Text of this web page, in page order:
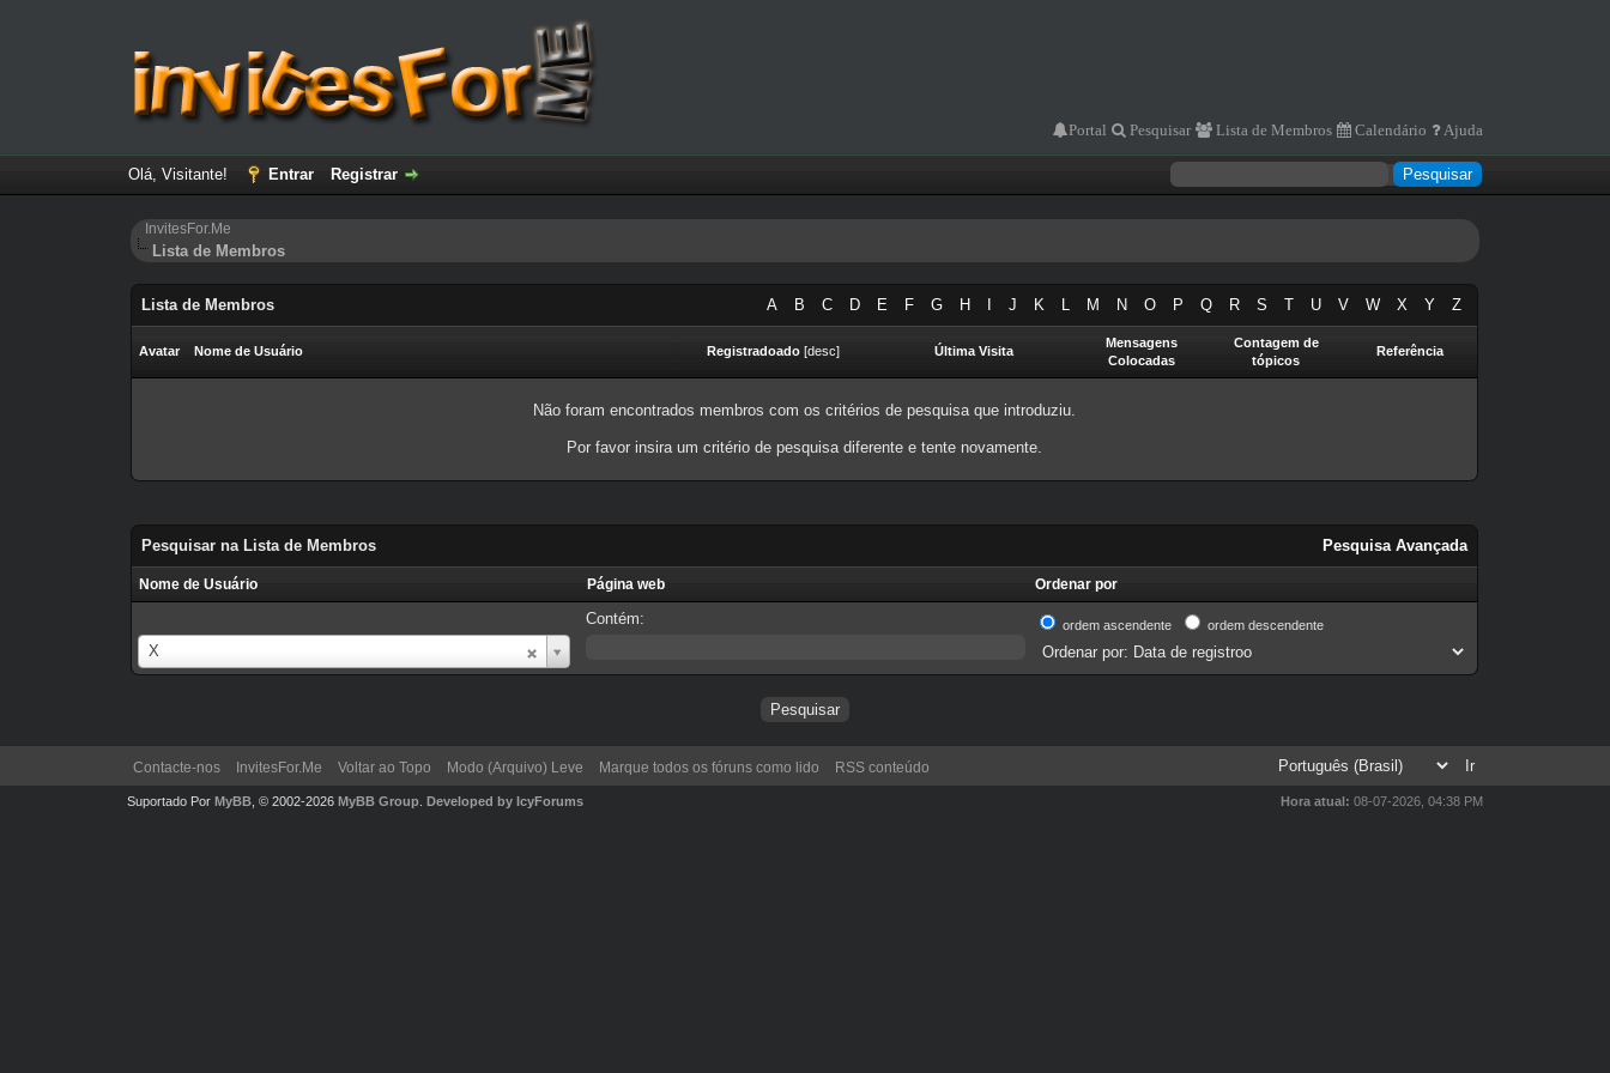
Portal Pesquisar Lista de Membros Calendário Ajuda
Olá, Visitante! Entrar Registrar
InvitesFor.Me
Lista de Membros
A B C D E F G H J K L M N O P Q R S T U V W X Y Z
Lista de Membros
Avatar Nome de Usuário Registradoado [desc] Última Visita
Mensagens
Colocadas
Contagem de
tópicos
Referência
Não foram encontrados membros com os critérios de pesquisa que introduziu.
Por favor insira um critério de pesquisa diferente e tente novamente.
Pesquisa Avançada
Pesquisar na Lista de Membros
Nome de Usuário Página web Ordenar por
X
Nome
de
Contém: ordem ascendente ordem descendente
Contacte-nos InvitesFor.Me Voltar ao Topo Modo (Arquivo) Leve Marque todos os fóruns como lido RSS conteúdo
Hora atual: 08-07-2026, 04:38 PM
Suportado Por MyBB, © 2002-2026 MyBB Group. Developed by IcyForums